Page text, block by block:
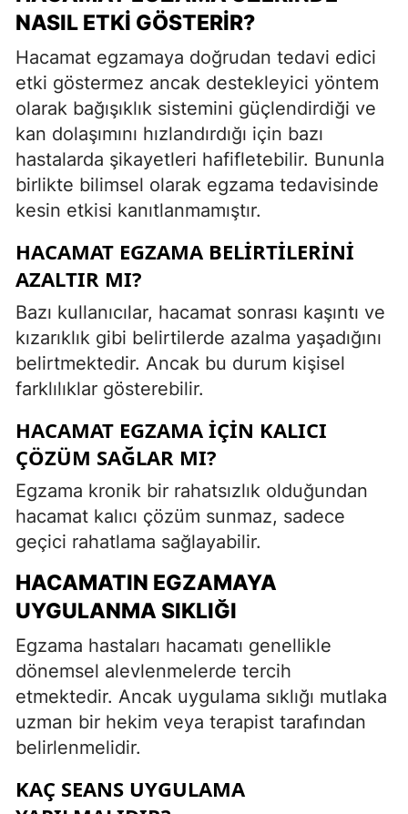
NASIL ETKI GÖSTERIR?
Hacamat egzamaya doğrudan tedavi edici
etki göstermez ancak destekleyici yöntem
olarak bağışıklık sistemini güçlendirdiği ve
kan dolaşımını hızlandırdığı için bazı
hastalarda şikayetleri hafifletebilir. Bununla
birlikte bilimsel olarak egzama tedavisinde
kesin etkisi kanıtlanmamıştır.
HACAMAT EGZAMA BELIRTILERINI
AZALTIR MI?
Bazı kullanıcılar, hacamat sonrası kaşıntı ve
kızarıklık gibi belirtilerde azalma yaşadığını
belirtmektedir. Ancak bu durum kişisel
farklılıklar gösterebilir.
HACAMAT EGZAMA İÇIN KALICI
ÇÖZÜM SAĞLAR MI?
Egzama kronik bir rahatsızlık olduğundan
hacamat kalıcı çözüm sunmaz, sadece
geçici rahatlama sağlayabilir.
HACAMATIN EGZAMAYA
UYGULANMA SIKLIĞI
Egzama hastaları hacamatı genellikle
dönemsel alevlenmelerde tercih
etmektedir. Ancak uygulama sıklığı mutlaka
uzman bir hekim veya terapist tarafından
belirlenmelidir.
KAÇ SEANS UYGULAMA